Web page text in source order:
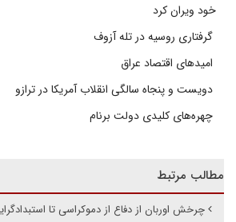
خود ویران کرد
گرفتاری روسیه در تله آزوف
امیدهای اقتصاد عراق
دویست و پنجاه سالگی انقلاب آمریکا در ترازو
چهره‌های کلیدی دولت برنام
مطالب مرتبط
چرخش اوربان از دفاع از دموکراسی تا